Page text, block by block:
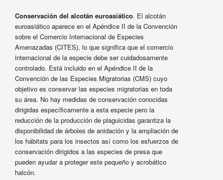
Conservación del alcotán euroasiático. El alcotán
euroasiático aparece en el Apéndice II de la Convención
sobre el Comercio Internacional de Especies
Amenazadas (CITES), lo que significa que el comercio
internacional de la especie debe ser cuidadosamente
controlado. Está incluido en el Apéndice II de la
Convención de las Especies Migratorias (CMS) cuyo
objetivo es conservar las especies migratorias en toda
su área. No hay medidas de conservación conocidas
dirigidas específicamente a esta especie pero la
reducción de la producción de plaguicidas garantiza la
disponibilidad de árboles de anidación y la ampliación de
los hábitats para los insectos así como los esfuerzos de
conservación dirigidos a las especies de presa que
pueden ayudar a proteger este pequeño y acrobático
halcón.